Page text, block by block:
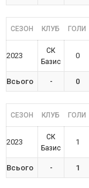
СЕЗОН КЛУБ ГОЛИ
2023
СК
Базис
0
Всього - 0
СЕЗОН КЛУБ ГОЛИ
2023
СК
Базис
1
Всього - 1